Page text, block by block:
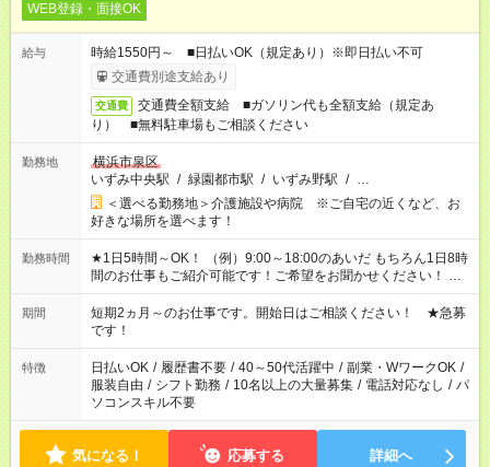
WEB登録・面接OK
給与
時給1550円～ ■日払いOK（規定あり）※即日払い不可
交通費別途支給あり
交通費
交通費全額支給 ■ガソリン代も全額支給（規定あ
り） ■無料駐車場もご相談ください
勤務地
横浜市泉区
いずみ中央駅 / 緑園都市駅 / いずみ野駅 / …
＜選べる勤務地＞介護施設や病院 ※ご自宅の近くなど、お
好きな場所を選べます！
勤務時間
★1日5時間～OK！ （例）9:00～18:00のあいだ もちろん1日8時
間のお仕事もご紹介可能です！ご希望をお聞かせください！ ※
週最低15時間以上の勤務が必要です
期間
短期2ヵ月～のお仕事です。開始日はご相談ください！ ★急募
です！
特徴 日払いOK / 履歴書不要 / 40～50代活躍中 / 副業・WワークOK /
服装自由 / シフト勤務 / 10名以上の大量募集 / 電話対応なし / パ
ソコンスキル不要
気になる！ 応募する 詳細へ